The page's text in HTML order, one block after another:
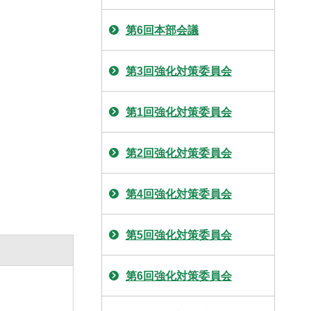
第6回本部会議
第3回強化対策委員会
第1回強化対策委員会
第2回強化対策委員会
第4回強化対策委員会
第5回強化対策委員会
第6回強化対策委員会